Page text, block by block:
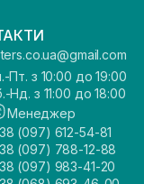
Пт. з 10:00 до 19:00
Нд. з 11:00 до 18:00
Менеджер
(097) 612-54-81
(097) 788-12-88
(097) 983-41-20